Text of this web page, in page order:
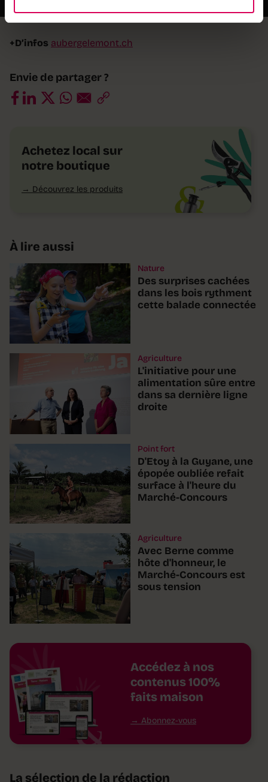
+D’infos aubergelemont.ch
Envie de partager ?
Achetez local sur
notre boutique
Découvrez les produits
À lire aussi
Nature
Des surprises cachées
dans les bois rythment
cette balade connectée
Agriculture
L'initiative pour une
alimentation sûre entre
dans sa dernière ligne
droite
Point fort
D'Etoy à la Guyane, une
épopée oubliée refait
surface à l'heure du
Marché-Concours
Agriculture
Avec Berne comme
hôte d'honneur, le
Marché-Concours est
sous tension
Accédez à nos
contenus 100%
faits maison
Abonnez-vous
La sélection de la rédaction